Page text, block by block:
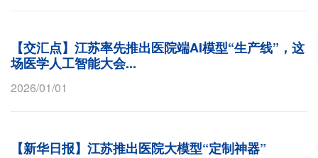
【交汇点】江苏率先推出医院端AI模型“生产线”，这
场医学人工智能大会...
2026/01/01
【新华日报】江苏推出医院大模型“定制神器”